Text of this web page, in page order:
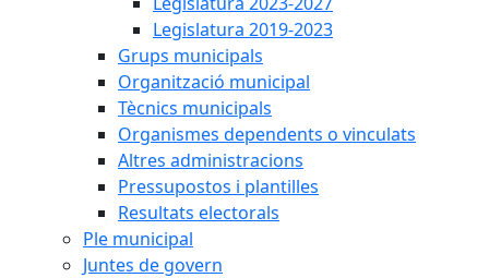
Legislatura 2019-2023
Grups municipals
Organització municipal
Tècnics municipals
Organismes dependents o vinculats
Altres administracions
Pressupostos i plantilles
Resultats electorals
Ple municipal
Juntes de govern